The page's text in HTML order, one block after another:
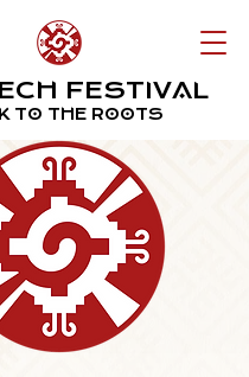
FESTIVAL
TO THE ROOTS